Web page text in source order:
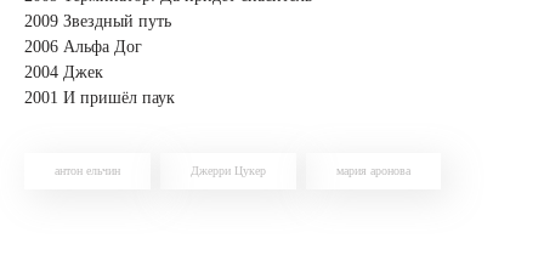
2009 Звездный путь
2006 Альфа Дог
2004 Джек
2001 И пришёл паук
антон ельчин Джерри Цукер мария аронова